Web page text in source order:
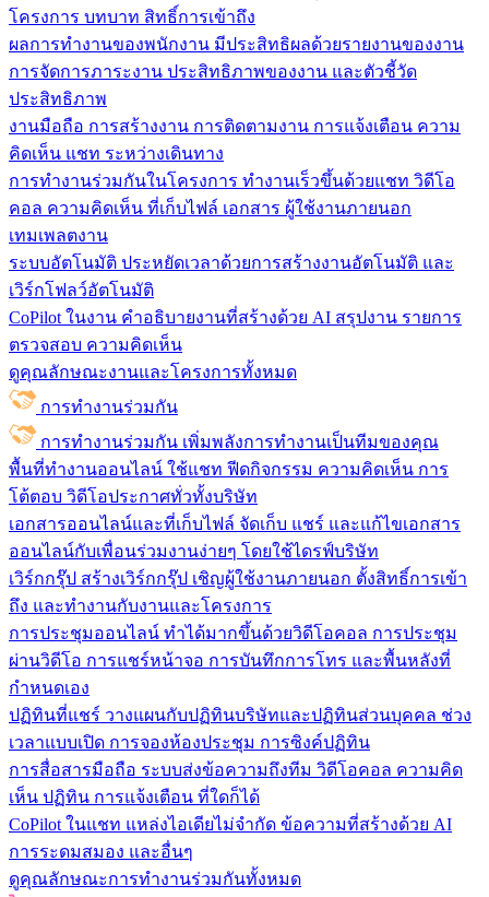
โครงการ บทบาท สิทธิ์การเข้าถึง
ผลการทำงานของพนักงาน มีประสิทธิผลด้วยรายงานของงาน
การจัดการภาระงาน ประสิทธิภาพของงาน และตัวชี้วัด
ประสิทธิภาพ
งานมือถือ การสร้างงาน การติดตามงาน การแจ้งเตือน ความ
คิดเห็น แชท ระหว่างเดินทาง
การทำงานร่วมกันในโครงการ ทํางานเร็วขึ้นด้วยแชท วิดีโอ
คอล ความคิดเห็น ที่เก็บไฟล์ เอกสาร ผู้ใช้งานภายนอก
เทมเพลตงาน
ระบบอัตโนมัติ ประหยัดเวลาด้วยการสร้างงานอัตโนมัติ และ
เวิร์กโฟลว์อัตโนมัติ
CoPilot ในงาน คำอธิบายงานที่สร้างด้วย AI สรุปงาน รายการ
ตรวจสอบ ความคิดเห็น
ดูคุณลักษณะงานและโครงการทั้งหมด
การทำงานร่วมกัน
การทำงานร่วมกัน เพิ่มพลังการทำงานเป็นทีมของคุณ
พื้นที่ทำงานออนไลน์ ใช้แชท ฟีดกิจกรรม ความคิดเห็น การ
โต้ตอบ วิดีโอประกาศทั่วทั้งบริษัท
เอกสารออนไลน์และที่เก็บไฟล์ จัดเก็บ แชร์ และแก้ไขเอกสาร
ออนไลน์กับเพื่อนร่วมงานง่ายๆ โดยใช้ไดรฟ์บริษัท
เวิร์กกรุ๊ป สร้างเวิร์กกรุ๊ป เชิญผู้ใช้งานภายนอก ตั้งสิทธิ์การเข้า
ถึง และทำงานกับงานและโครงการ
การประชุมออนไลน์ ทำได้มากขึ้นด้วยวิดีโอคอล การประชุม
ผ่านวิดีโอ การแชร์หน้าจอ การบันทึกการโทร และพื้นหลังที่
กำหนดเอง
ปฏิทินที่แชร์ วางแผนกับปฏิทินบริษัทและปฏิทินส่วนบุคคล ช่วง
เวลาแบบเปิด การจองห้องประชุม การซิงค์ปฏิทิน
การสื่อสารมือถือ ระบบส่งข้อความถึงทีม วิดีโอคอล ความคิด
เห็น ปฏิทิน การแจ้งเตือน ที่ใดก็ได้
CoPilot ในแชท แหล่งไอเดียไม่จำกัด ข้อความที่สร้างด้วย AI
การระดมสมอง และอื่นๆ
ดูคุณลักษณะการทำงานร่วมกันทั้งหมด